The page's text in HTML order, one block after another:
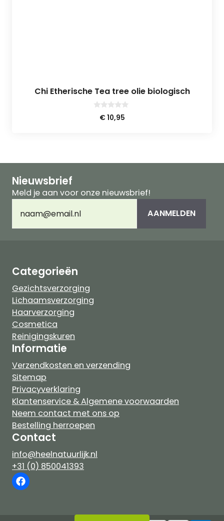
Chi Etherische Tea tree olie biologisch
€10,95
Nieuwsbrief
Meld je aan voor onze nieuwsbrief!
mailadres(Vereist) AANMELDEN
Categorieën
Gezichtsverzorging
Lichaamsverzorging
Haarverzorging
Cosmetica
Reinigingskuren
Informatie
Verzendkosten en verzending
Sitemap
Privacyverklaring
Klantenservice & Algemene voorwaarden
Neem contact met ons op
Bestelling herroepen
Contact
info@heelnatuurlijk.nl
+31 (0) 850041393